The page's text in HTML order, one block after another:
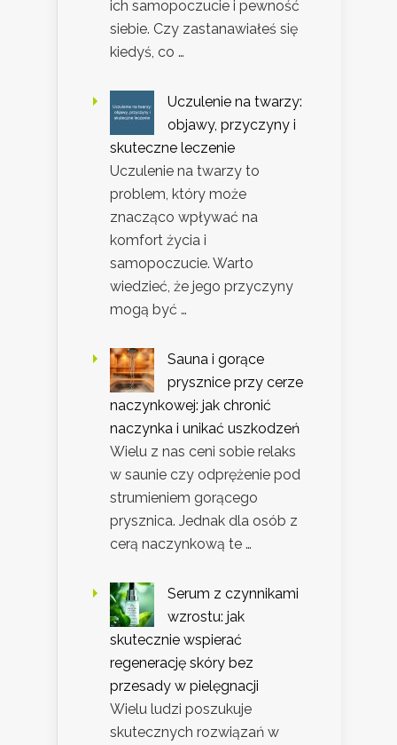
ich samopoczucie i pewność
siebie. Czy zastanawiałeś się
kiedyś, co …
Uczulenie na twarzy:
objawy, przyczyny i
skuteczne leczenie
Uczulenie na twarzy to
problem, który może
znacząco wpływać na
komfort życia i
samopoczucie. Warto
wiedzieć, że jego przyczyny
mogą być …
Sauna i gorące
prysznice przy cerze
naczynkowej: jak chronić
naczynka i unikać uszkodzeń
Wielu z nas ceni sobie relaks
w saunie czy odprężenie pod
strumieniem gorącego
prysznica. Jednak dla osób z
cerą naczynkową te …
Serum z czynnikami
wzrostu: jak
skutecznie wspierać
regenerację skóry bez
przesady w pielęgnacji
Wielu ludzi poszukuje
skutecznych rozwiązań w